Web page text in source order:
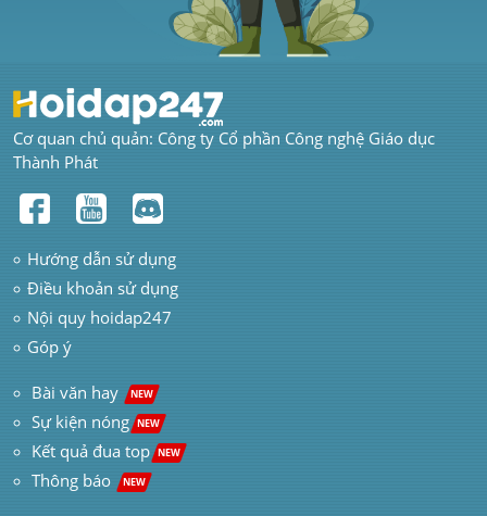
Cơ quan chủ quản: Công ty Cổ phần Công nghệ Giáo dục
Thành Phát
Hướng dẫn sử dụng
Điều khoản sử dụng
Nội quy hoidap247
Góp ý
Bài văn hay NEW
Sự kiện nóng NEW
Kết quả đua top NEW
Thông báo NEW